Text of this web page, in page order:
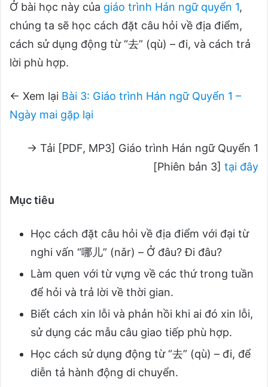
Ở bài học này của giáo trình Hán ngữ quyển 1,
chúng ta sẽ học cách đặt câu hỏi về địa điểm,
cách sử dụng động từ “去” (qù) – đi, và cách trả
lời phù hợp.
← Xem lại Bài 3: Giáo trình Hán ngữ Quyển 1 –
Ngày mai gặp lại
→ Tải [PDF, MP3] Giáo trình Hán ngữ Quyển 1
[Phiên bản 3] tại đây
Mục tiêu
Học cách đặt câu hỏi về địa điểm với đại từ
nghi vấn “哪儿” (nǎr) – Ở đâu? Đi đâu?
Làm quen với từ vựng về các thứ trong tuần
để hỏi và trả lời về thời gian.
Biết cách xin lỗi và phản hồi khi ai đó xin lỗi,
sử dụng các mẫu câu giao tiếp phù hợp.
Học cách sử dụng động từ “去” (qù) – đi, để
diễn tả hành động di chuyển.